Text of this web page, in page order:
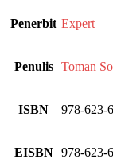
Penerbit Expert
Penulis Toman
ISBN 978-623-
EISBN 978-623-